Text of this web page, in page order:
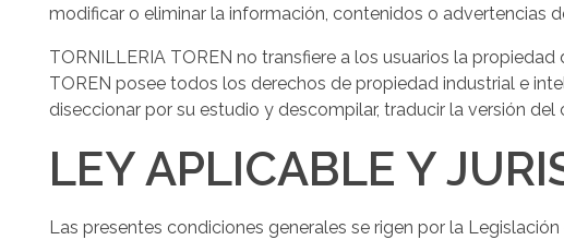
modificar o eliminar la información, contenidos o advertencias
TORNILLERIA TOREN no transfiere a los usuarios la
TOREN posee todos los derechos de propiedad industrial e
diseccionar por su estudio y descompilar, traducir la versión
LEY APLICABLE Y
Las presentes condiciones generales se rigen por la